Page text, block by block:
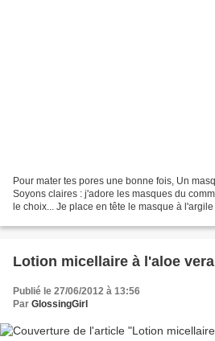
Pour mater tes pores une bonne fois, Un
Soyons claires : j'adore les masques du
le choix... Je place en tête le masque à
Lotion micellaire à l'aloe
Publié le 27/06/2012 à 13:56
Par GlossingGirl